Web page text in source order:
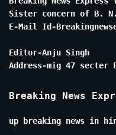
Sister concern of B.
E-Mail Id-
Editor-Anju Singh
Address-mig 47 secter
Breaking News
up breaking news in